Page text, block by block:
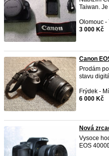
Taiwan. Je
Olomouc -
3 000 Kč
Canon
Prodám
stavu
Frýdek -
6 000 Kč
Nová
Vysoce
EOS